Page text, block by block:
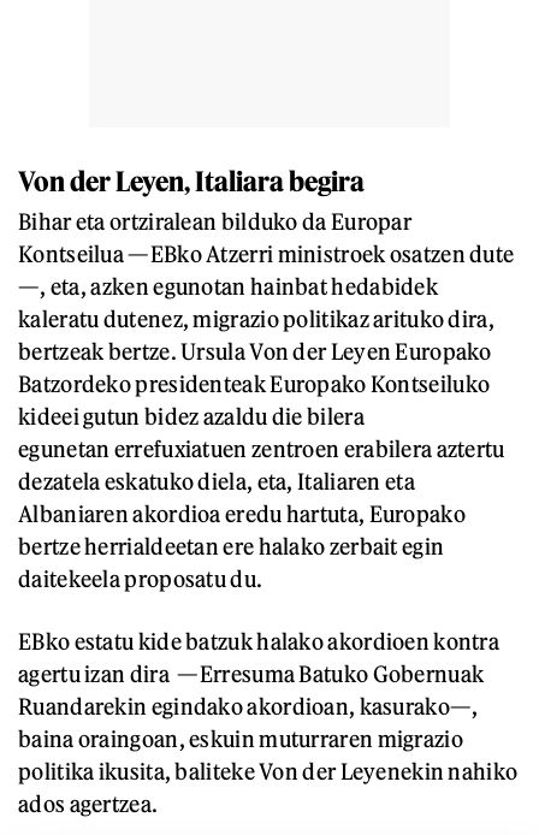
Von der Leyen, Italiara begira
Bihar eta ortziralean bilduko da Europar
Kontseilua —EBko Atzerri ministroek osatzen dute
—, eta, azken egunotan hainbat hedabidek
kaleratu dutenez, migrazio politikaz arituko dira,
bertzeak bertze. Ursula Von der Leyen Europako
Batzordeko presidenteak Europako Kontseiluko
kideei gutun bidez azaldu die bilera
egunetan errefuxiatuen zentroen erabilera aztertu
dezatela eskatuko diela, eta, Italiaren eta
Albaniaren akordioa eredu hartuta, Europako
bertze herrialdeetan ere halako zerbait egin
daitekeela proposatu du.
EBko estatu kide batzuk halako akordioen kontra
agertu izan dira —Erresuma Batuko Gobernuak
Ruandarekin egindako akordioan, kasurako—,
baina oraingoan, eskuin muturraren migrazio
politika ikusita, baliteke Von der Leyenekin nahiko
ados agertzea.